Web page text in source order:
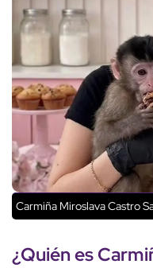
Carmiña Miroslava Castro
¿Quién es